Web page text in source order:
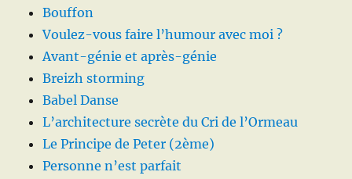
Bouffon
Voulez-vous faire l’humour avec moi ?
Avant-génie et après-génie
Breizh storming
Babel Danse
L’architecture secrète du Cri de l’Ormeau
Le Principe de Peter (2ème)
Personne n’est parfait